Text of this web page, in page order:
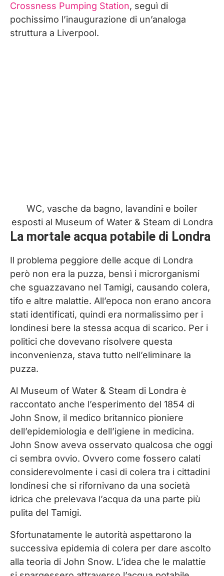
Crossness Pumping Station, seguì di
pochissimo l’inaugurazione di un’analoga
struttura a Liverpool.
WC, vasche da bagno, lavandini e boiler
esposti al Museum of Water & Steam di Londra
La mortale acqua potabile di Londra
Il problema peggiore delle acque di Londra
però non era la puzza, bensì i microrganismi
che sguazzavano nel Tamigi, causando colera,
tifo e altre malattie. All’epoca non erano ancora
stati identificati, quindi era normalissimo per i
londinesi bere la stessa acqua di scarico. Per i
politici che dovevano risolvere questa
inconvenienza, stava tutto nell’eliminare la
puzza.
Al Museum of Water & Steam di Londra è
raccontato anche l’esperimento del 1854 di
John Snow, il medico britannico pioniere
dell’epidemiologia e dell’igiene in medicina.
John Snow aveva osservato qualcosa che oggi
ci sembra ovvio. Ovvero come fossero calati
considerevolmente i casi di colera tra i cittadini
londinesi che si rifornivano da una società
idrica che prelevava l’acqua da una parte più
pulita del Tamigi.
Sfortunatamente le autorità aspettarono la
successiva epidemia di colera per dare ascolto
alla teoria di John Snow. L’idea che le malattie